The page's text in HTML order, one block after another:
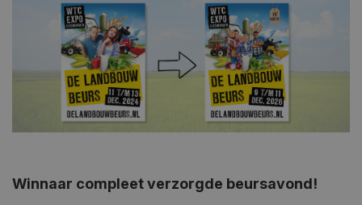
Winnaar compleet verzorgde beursavond!